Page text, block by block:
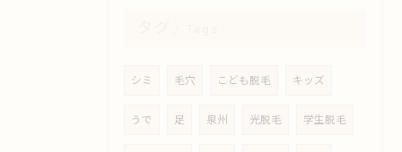
シミ 毛穴 こども脱毛 キッズ
うで 足 泉州 光脱毛 学生脱毛